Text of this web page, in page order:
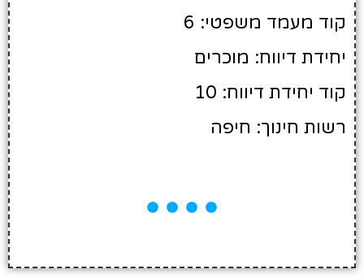
קוד מעמד משפטי: 6
יחידת דיווח: מוכרים
קוד יחידת דיווח: 10
רשות חינוך: חיפה